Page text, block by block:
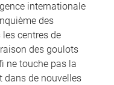
internationale
des
centres de
des goulots
ne touche pas la
dans de nouvelles